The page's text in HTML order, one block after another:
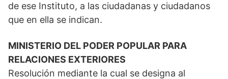
de ese Instituto, a las ciudadanas y ciudadanos
que en ella se indican.
MINISTERIO DEL PODER POPULAR PARA
RELACIONES EXTERIORES
Resolución mediante la cual se designa al